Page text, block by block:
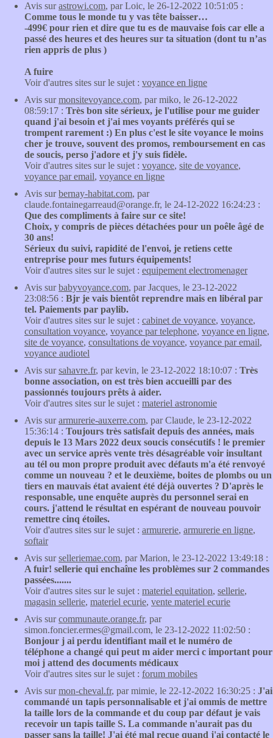
Avis surastrowi.com, par Loic, le 26-12-2022 10:51:05 :
Comme tous le monde tu y vas tête baisser…
-499€ pour rien et dire que tu es de mauvaise fois car elle a
passé des heures et des heures sur ta situation (dont tu n’as
rien appris de plus )
A fuire
Voir d'autres sites sur le sujet : voyance en ligne
Avis surmonsitevoyance.com, par miko, le 26-12-2022
08:59:17 : Très bon site sérieux, je l'utilise pour me guider
quand j'ai besoin et j'ai mes voyants préférés qui se
trompent rarement :) En plus c'est le site voyance le moins
cher je trouve, souvent des promos, remboursement en cas
de soucis, perso j'adore et j'y suis fidèle.
Voir d'autres sites sur le sujet : voyance, site de voyance,
voyance par email, voyance en ligne
Avis surbernay-habitat.com, par
claude.fontainegarreaud@orange.fr, le 24-12-2022 16:24:23 :
Que des compliments à faire sur ce site!
Choix, y compris de pièces détachées pour un poêle âgé de
30 ans!
Sérieux du suivi, rapidité de l'envoi, je retiens cette
entreprise pour mes futurs équipements!
Voir d'autres sites sur le sujet : equipement electromenager
Avis surbabyvoyance.com, par Jacques, le 23-12-2022
23:08:56 : Bjr je vais bientôt reprendre mais en libéral par
tel. Paiements par paylib.
Voir d'autres sites sur le sujet : cabinet de voyance, voyance,
consultation voyance, voyance par telephone, voyance en ligne,
site de voyance, consultations de voyance, voyance par email,
voyance audiotel
Avis sursahavre.fr, par kevin, le 23-12-2022 18:10:07 : Très
bonne association, on est très bien accueilli par des
passionnés toujours prêts à aider.
Voir d'autres sites sur le sujet : materiel astronomie
Avis surarmurerie-auxerre.com, par Claude, le 23-12-2022
15:36:14 : Toujours très satisfait depuis des années, mais
depuis le 13 Mars 2022 deux soucis consécutifs ! le premier
avec un service après vente très désagréable voir insultant
au tél ou mon propre produit avec défauts m'a été renvoyé
comme un nouveau ? et le deuxième, boites de plombs ou un
tiers en mauvais état avaient été déjà ouvertes ? D'après le
responsable, une enquête auprès du personnel serai en
cours. j'attend le résultat en espérant de nouveau pouvoir
remettre cinq étoiles.
Voir d'autres sites sur le sujet : armurerie, armurerie en ligne,
softair
Avis surselleriemae.com, par Marion, le 23-12-2022 13:49:18 :
A fuir! sellerie qui enchaîne les problèmes sur 2 commandes
passées.......
Voir d'autres sites sur le sujet : materiel equitation, sellerie,
magasin sellerie, materiel ecurie, vente materiel ecurie
Avis surcommunaute.orange.fr, par
simon.foncier.ermes@gmail.com, le 23-12-2022 11:02:50 :
Bonjour j ai perdu identifiant mail et le numéro de
téléphone a changé qui peut m aider merci c important pour
moi j attend des documents médicaux
Voir d'autres sites sur le sujet : forum mobiles
Avis surmon-cheval.fr, par mimie, le 22-12-2022 16:30:25 : J'ai
commandé un tapis personnalisable et j'ai ommis de mettre
la taille lors de la commande et du coup par défaut je vais
recevoir un tapis taille S. La commande n'aurait pas du
passer sans la taille! J'ai été mal reçue quand j'ai contacté le